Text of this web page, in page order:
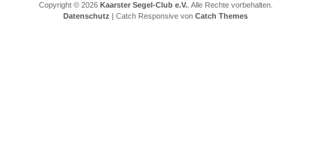
Copyright © 2026 Kaarster Segel-Club e.V.. Alle Rechte vorbehalten.
Datenschutz | Catch Responsive von Catch Themes